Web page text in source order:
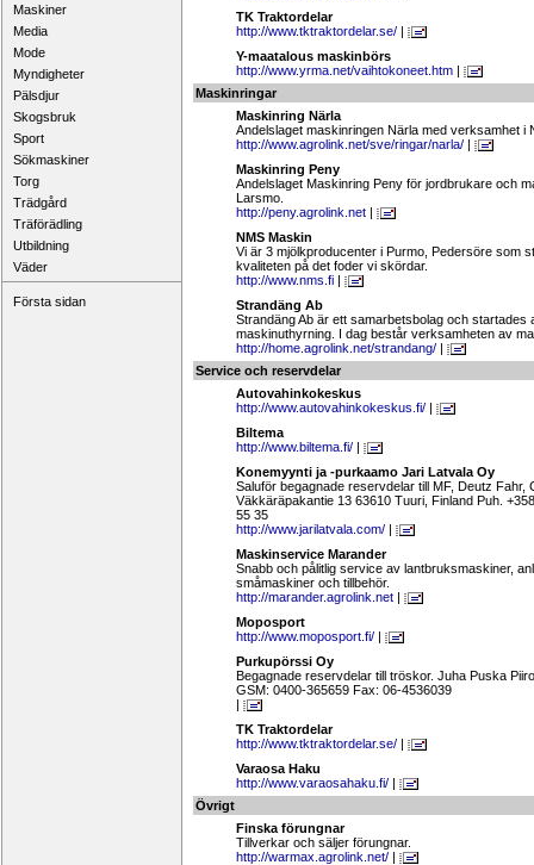
Maskiner
Media
Mode
Myndigheter
Pälsdjur
Skogsbruk
Sport
Sökmaskiner
Torg
Trädgård
Träförädling
Utbildning
Väder
Första sidan
TK Traktordelar
http://www.tktraktordelar.se/ |
Y-maatalous maskinbörs
http://www.yrma.net/vaihtokoneet.htm |
Maskinringar
Maskinring Närla
Andelslaget maskinringen Närla med verksamhet i
http://www.agrolink.net/sve/ringar/narla/ |
Maskinring Peny
Andelslaget Maskinring Peny för jordbrukare och
Larsmo.
http://peny.agrolink.net |
NMS Maskin
Vi är 3 mjölkproducenter i Purmo, Pedersöre som
kvaliteten på det foder vi skördar.
http://www.nms.fi |
Strandäng Ab
Strandäng Ab är ett samarbetsbolag och
maskinuthyrning. I dag består verksamheten av
http://home.agrolink.net/strandang/ |
Service och reservdelar
Autovahinkokeskus
http://www.autovahinkokeskus.fi/ |
Biltema
http://www.biltema.fi/ |
Konemyynti ja -purkaamo Jari Latvala Oy
Saluför begagnade reservdelar till MF, Deutz
Väkkäräpakantie 13 63610 Tuuri, Finland Puh.
55 35
http://www.jarilatvala.com/ |
Maskinservice Marander
Snabb och pålitlig service av lantbruksmaskiner,
småmaskiner och tillbehör.
http://marander.agrolink.net |
Moposport
http://www.moposport.fi/ |
Purkupörssi Oy
Begagnade reservdelar till tröskor. Juha Puska
GSM: 0400-365659 Fax: 06-4536039
|
TK Traktordelar
http://www.tktraktordelar.se/ |
Varaosa Haku
http://www.varaosahaku.fi/ |
Övrigt
Finska förungnar
Tillverkar och säljer förungnar.
http://warmax.agrolink.net/ |